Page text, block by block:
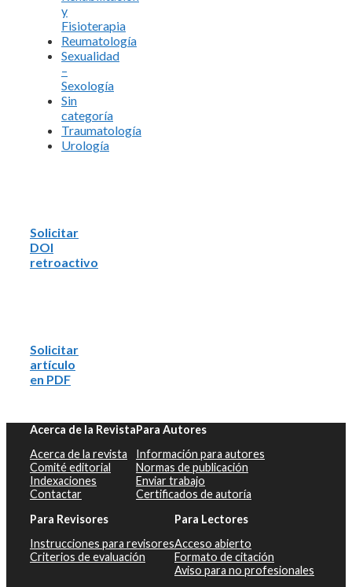
y
Fisioterapia
Reumatología
Sexualidad
–
Sexología
Sin
categoría
Traumatología
Urología
Solicitar
DOI
retroactivo
Solicitar
artículo
en PDF
Acerca de la Revista
Acerca de la revista
Comité editorial
Indexaciones
Contactar
Para Autores
Información para autores
Normas de publicación
Enviar trabajo
Certificados de autoría
Para Revisores
Instrucciones para revisores
Criterios de evaluación
Para Lectores
Acceso abierto
Formato de citación
Aviso para no profesionales